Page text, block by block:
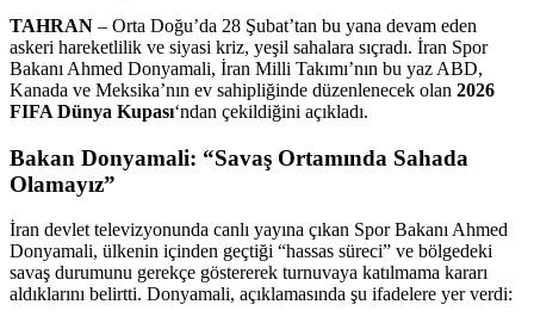
TAHRAN – Orta Doğu’da 28 Şubat’tan bu yana devam eden
askeri hareketlilik ve siyasi kriz, yeşil sahalara sıçradı. İran Spor
Bakanı Ahmed Donyamali, İran Milli Takımı’nın bu yaz ABD,
Kanada ve Meksika’nın ev sahipliğinde düzenlenecek olan 2026
FIFA Dünya Kupası‘ndan çekildiğini açıkladı.
Bakan Donyamali: “Savaş Ortamında Sahada
Olamayız”
İran devlet televizyonunda canlı yayına çıkan Spor Bakanı Ahmed
Donyamali, ülkenin içinden geçtiği “hassas süreci” ve bölgedeki
savaş durumunu gerekçe göstererek turnuvaya katılmama kararı
aldıklarını belirtti. Donyamali, açıklamasında şu ifadelere yer verdi: